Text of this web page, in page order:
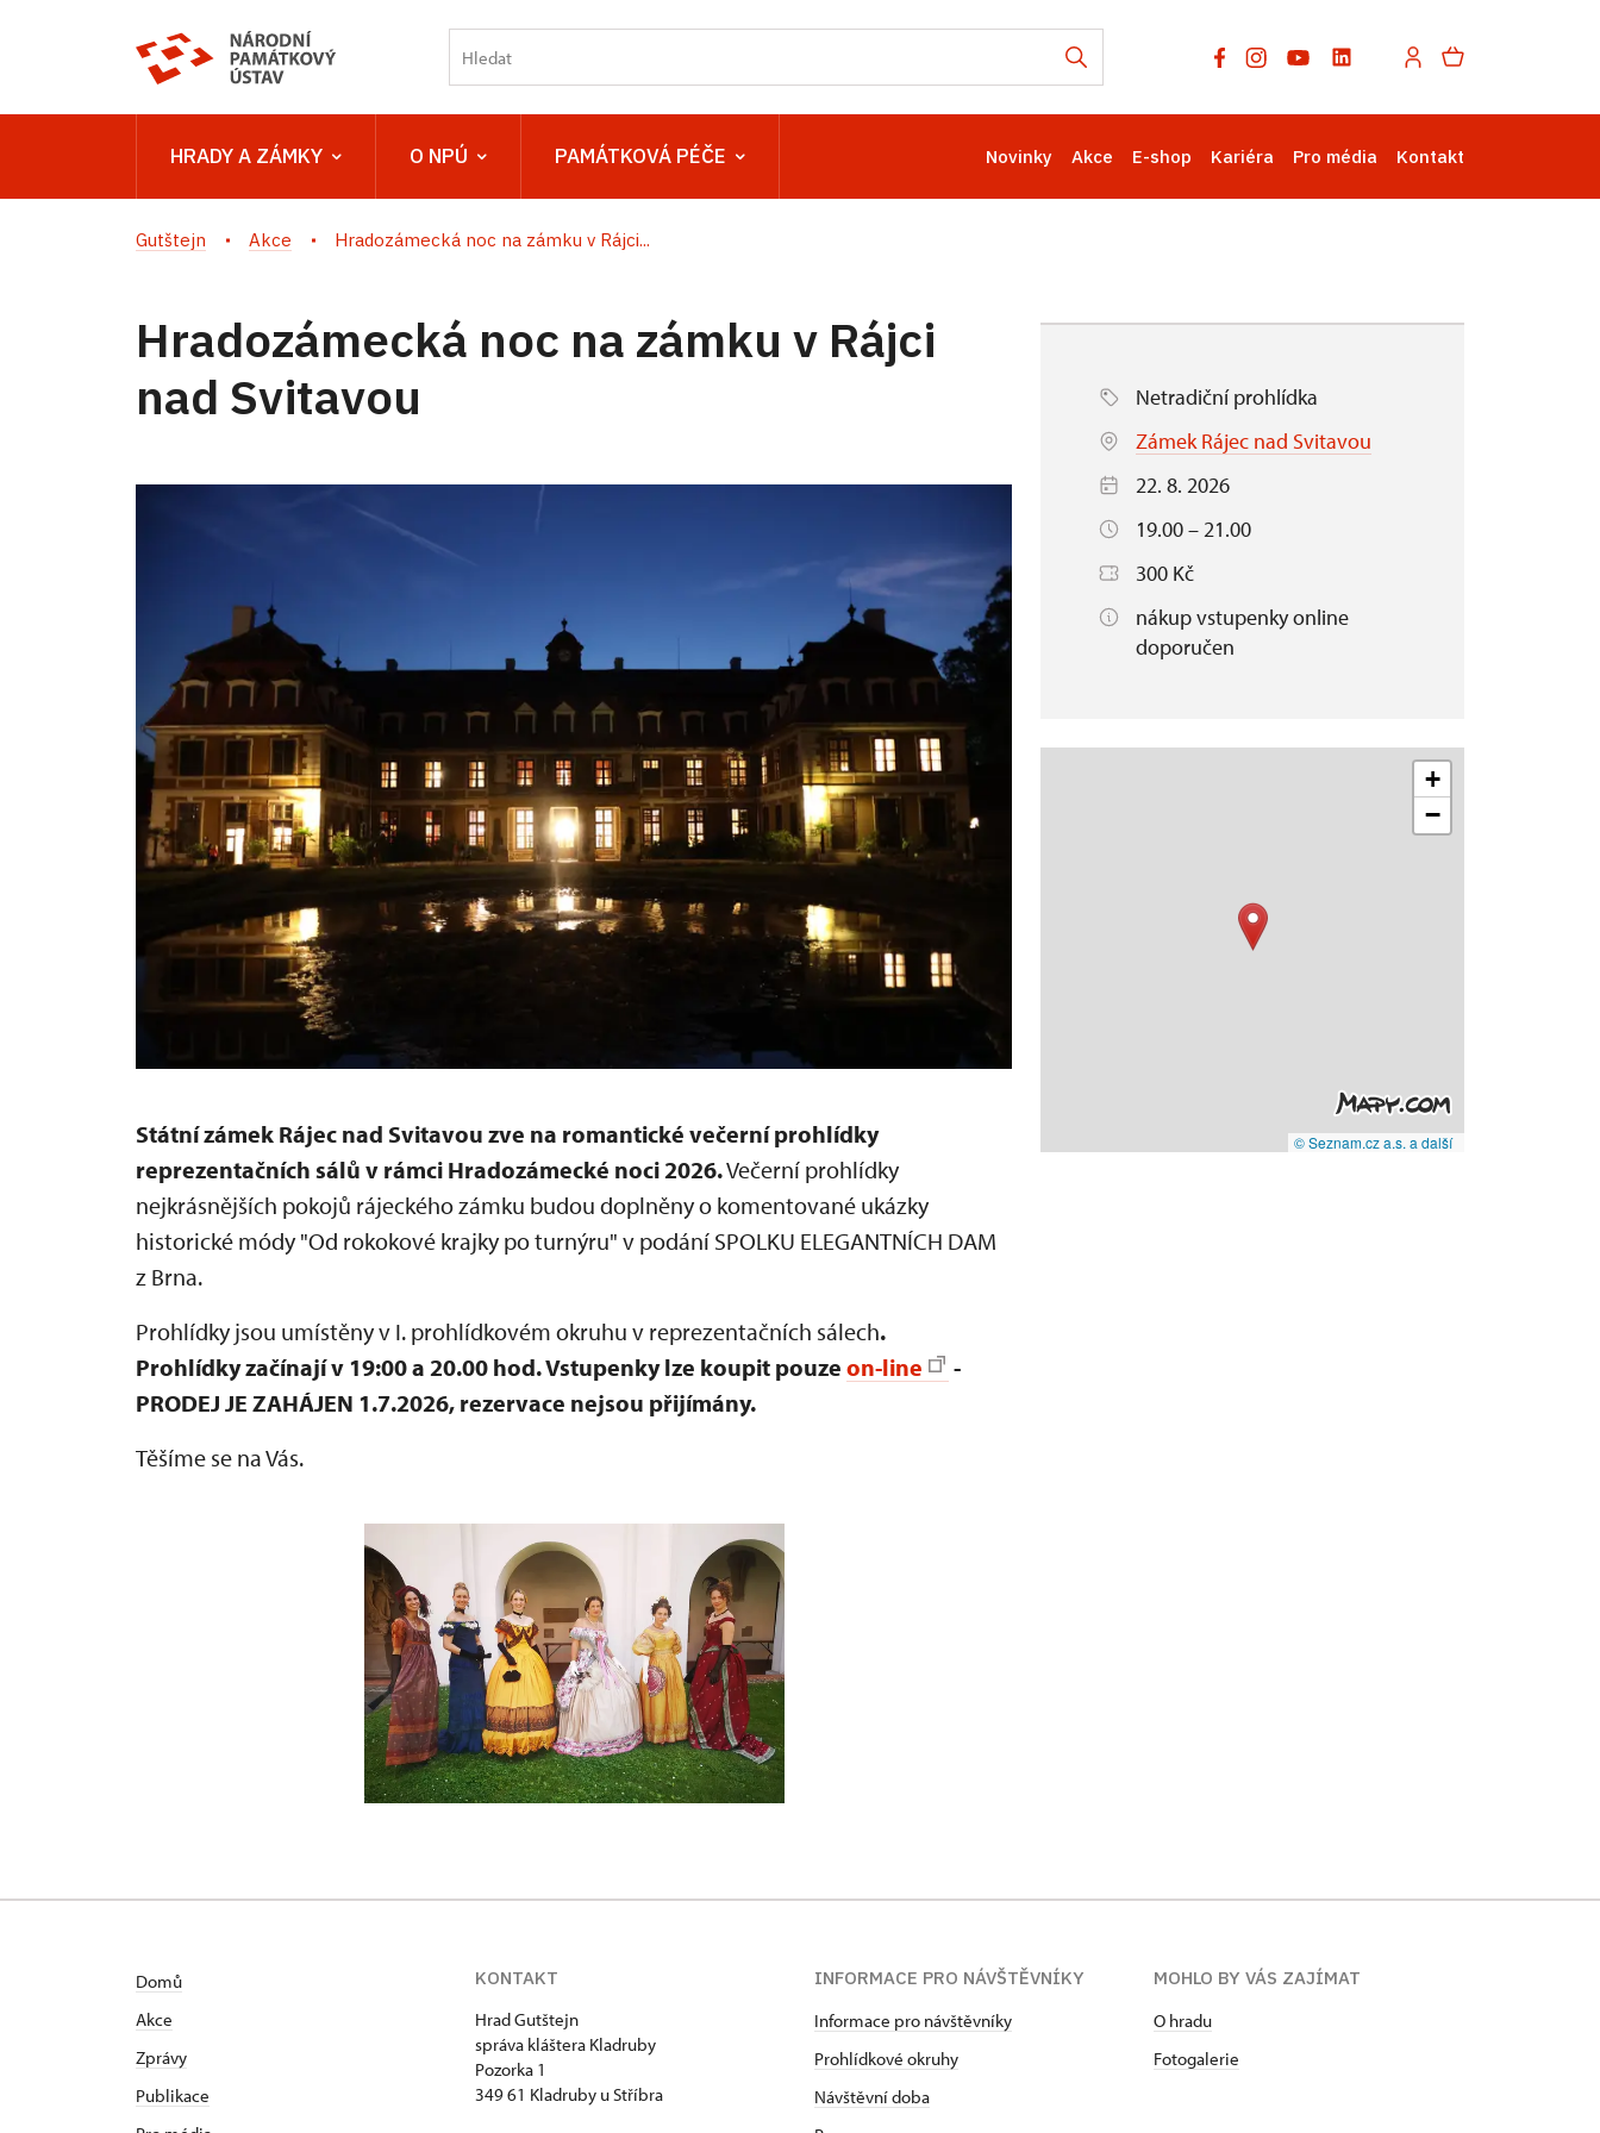
HRADY A ZÁMKY O NPÚ PAMÁTKOVÁ PÉČE Novinky Akce E-shop Kariéra Pro média Kontakt
Gutštejn Akce Hradozámecká noc na zámku v Rájci...
Hradozámecká noc na zámku v Rájci
nad Svitavou
Státní zámek Rájec nad Svitavou zve na romantické večerní prohlídky
reprezentačních sálů v rámci Hradozámecké noci 2026.Večerní prohlídky
nejkrásnějších pokojů rájeckého zámku budou doplněny o komentované ukázky
historické módy "Od rokokové krajky po turnýru" v podání SPOLKU ELEGANTNÍCH DAM
z Brna.
Prohlídky jsou umístěny v I. prohlídkovém okruhu v reprezentačních sálech.
Prohlídkyzačínají v 19:00 a 20.00 hod.Vstupenky lze koupit pouze on-line
-
PRODEJ JE ZAHÁJEN 1.7.2026, rezervace nejsou přijímány.
Těšíme se na Vás.
Netradiční prohlídka
Zámek Rájec nad Svitavou
22. 8. 2026
19.00 – 21.00
300 Kč
nákup vstupenky online
doporučen
+
−
© Seznam.cz a.s. a další
Domů
Akce
Zprávy
Publikace
KONTAKT
Hrad Gutštejn
správa kláštera Kladruby
Pozorka 1
349 61 Kladruby u Stříbra
INFORMACE PRO NÁVŠTĚVNÍKY
Informace pro návštěvníky
Prohlídkové okruhy
Návštěvní doba
MOHLO BY VÁS ZAJÍMAT
O hradu
Fotogalerie